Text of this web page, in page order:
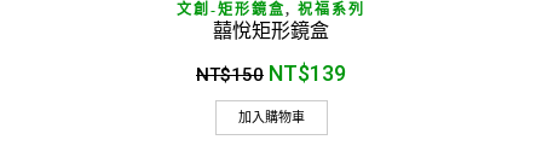
文創-矩形鏡盒, 祝福系列
囍悅矩形鏡盒
NT$150 NT$139
加入購物車